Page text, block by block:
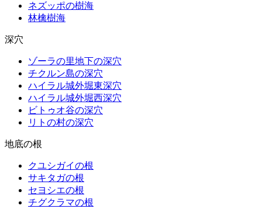
ネズッポの樹海
林檎樹海
深穴
ゾーラの里地下の深穴
チクルン島の深穴
ハイラル城外堀東深穴
ハイラル城外堀西深穴
ビトゥオ谷の深穴
リトの村の深穴
地底の根
クユシガイの根
サキタガの根
セヨシエの根
チグクラマの根